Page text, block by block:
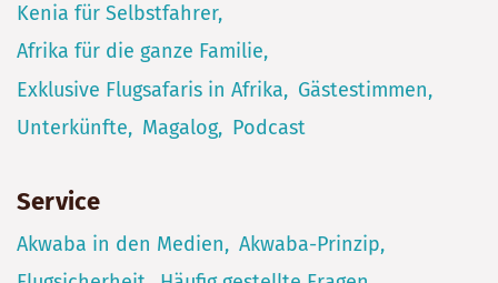
Kenia für Selbstfahrer
Afrika für die ganze Familie
Exklusive Flugsafaris in Afrika
Gästestimmen
Unterkünfte
Magalog Podcast
Service
Akwaba in den Medien
Akwaba-Prinzip